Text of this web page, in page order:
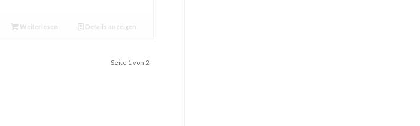
Weiterlesen Details anzeigen
Seite 1 von 2